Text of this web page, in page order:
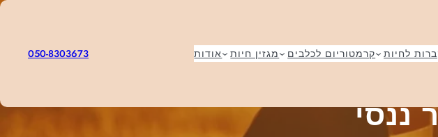
לחיות קרמטוריום לכלבים מגזין חיות אודות 050-8303673
ננסי